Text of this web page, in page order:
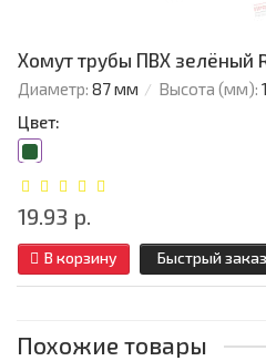
Хомут трубы ПВХ зелёный
Диаметр: 87 мм Высота (мм):
Цвет:
19.93 р.
В корзину Быстрый заказ
Похожие товары